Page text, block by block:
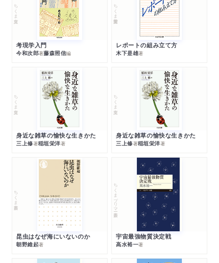
ちくま文庫
考現学入門
今和次郎著藤森照信編
ちくま学芸文庫
レポートの組み立て方
木下是雄著
ちくま文庫
身近な雑草の愉快な生きかた
三上修著稲垣栄洋著
ちくま文庫
身近な雑草の愉快な生きかた
三上修著稲垣栄洋著
ちくま新書
昆虫はなぜ海にいないのか
朝野維起著
ちくまプリマー新書
宇宙最強物質決定戦
高水裕一著